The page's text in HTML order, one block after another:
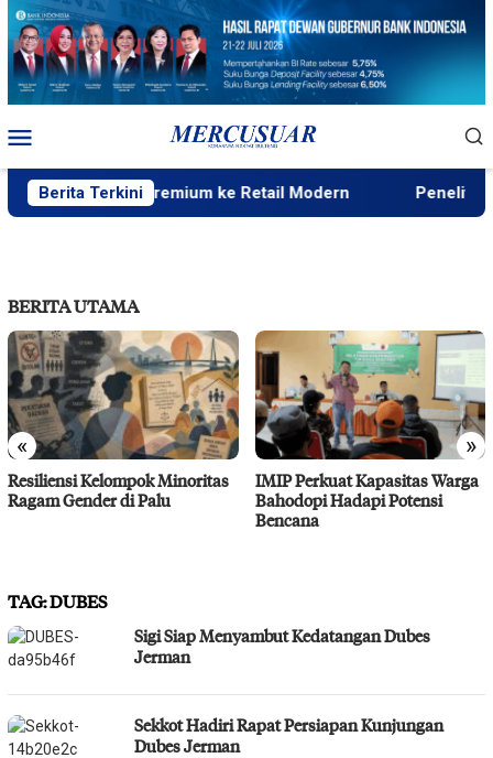
Loncat
konten
Mobile
Berita Terkini
Beras Premium ke Retail Modern Peneliti
BERITA UTAMA
« »
Resiliensi Kelompok Minoritas
Ragam Gender di Palu
IMIP Perkuat Kapasitas Warga
Bahodopi Hadapi Potensi
Bencana
TAG:DUBES
Sigi Siap Menyambut Kedatangan Dubes
Jerman
Sekkot Hadiri Rapat Persiapan Kunjungan
Dubes Jerman